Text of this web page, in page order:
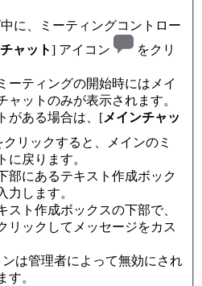
に、ミーティングコントロー
チャット] アイコン
をクリ
ーティングの開始時にはメイ
ャットのみが表示されます。
がある場合は、[メインチャッ
クリックすると、メインのミ
に戻ります。
部にあるテキスト作成ボック
力します。
スト作成ボックスの下部で、
リックしてメッセージをカス
は管理者によって無効にされ
す。